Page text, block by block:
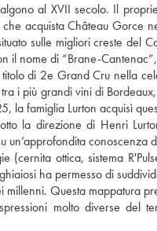
al XVII secolo. Il
acquista Château Gorce
sulle migliori creste del
il nome di “Brane-
di 2e Grand Cru nella
i più grandi vini di
la famiglia Lurton acquisì
la direzione di Henri
un’approfondita
(cernita ottica, sistema
ha permesso di
Questa mappatura
molto diverse del